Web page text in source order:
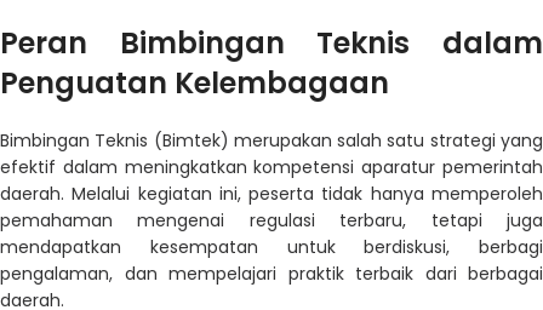
Peran Bimbingan Teknis dalam
Penguatan Kelembagaan
Bimbingan Teknis (Bimtek) merupakan salah satu strategi yang
efektif dalam meningkatkan kompetensi aparatur pemerintah
daerah. Melalui kegiatan ini, peserta tidak hanya memperoleh
pemahaman mengenai regulasi terbaru, tetapi juga
mendapatkan kesempatan untuk berdiskusi, berbagi
pengalaman, dan mempelajari praktik terbaik dari berbagai
daerah.